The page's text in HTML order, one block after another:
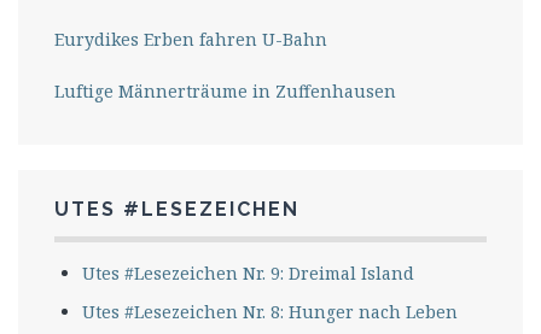
Eurydikes Erben fahren U-Bahn
Luftige Männerträume in Zuffenhausen
UTES #LESEZEICHEN
Utes #Lesezeichen Nr. 9: Dreimal Island
Utes #Lesezeichen Nr. 8: Hunger nach Leben